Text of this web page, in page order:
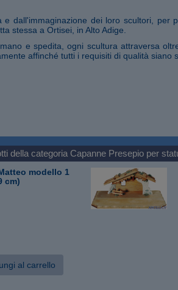
e dall'immaginazione dei loro scultori, per
stessa a Ortisei, in Alto Adige.
e spedita, ogni scultura attraversa
affinché tutti i requisiti di qualità siano
della categoria Capanne Presepio per
modello 1
cm)
al carrello